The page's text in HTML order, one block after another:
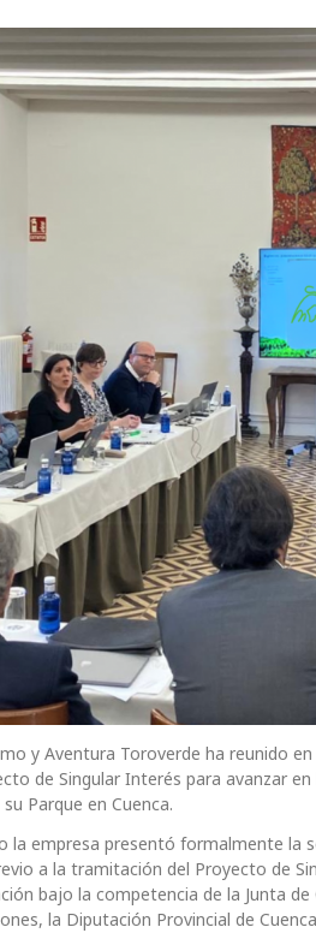
y Aventura Toroverde ha reunido
de Singular Interés para avanzar
Parque en Cuenca.
la empresa presentó formalmente la
a la tramitación del Proyecto de
bajo la competencia de la Junta
la Diputación Provincial de